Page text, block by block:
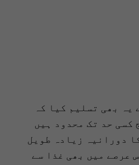
یہ بھی تسلیم کیا کہ
کسی حد تک محدود ہیں
دورانیہ زیادہ طویل
عرصے میں بھی غذا سے